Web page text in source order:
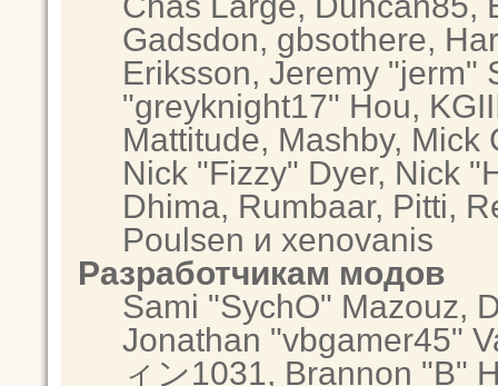
Gadsdon, gbsothere,
Eriksson, Jeremy "jerm"
"greyknight17" Hou,
Mattitude, Mashby,
Nick "Fizzy" Dyer, Nick
Dhima, Rumbaar, Pitti,
Poulsen и xenovanis
Разработчикам модов
Sami "SychO" Mazouz,
Jonathan "vbgamer45"
ィン1031, Brannon "B"